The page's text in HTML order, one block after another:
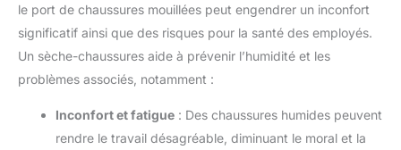
le port de chaussures mouillées peut engendrer un inconfort
significatif ainsi que des risques pour la santé des employés.
Un sèche-chaussures aide à prévenir l’humidité et les
problèmes associés, notamment :
Inconfort et fatigue : Des chaussures humides peuvent
rendre le travail désagréable, diminuant le moral et la